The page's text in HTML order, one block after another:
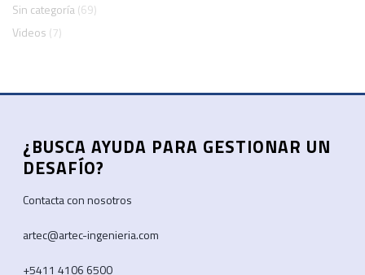
Sin categoría(69)
Videos (7)
¿BUSCA AYUDA PARA GESTIONAR UN
DESAFÍO?
Contacta con nosotros
artec@artec-ingenieria.com
+5411 4106 6500